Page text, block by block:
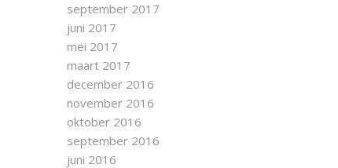
september 2017
juni 2017
mei 2017
maart 2017
december 2016
november 2016
oktober 2016
september 2016
juni 2016